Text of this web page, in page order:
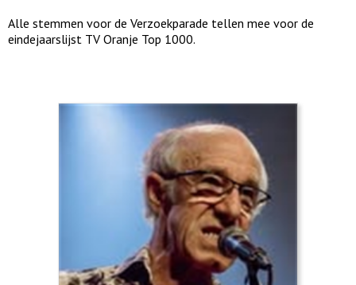
Alle stemmen voor de Verzoekparade tellen mee voor de
eindejaarslijst TV Oranje Top 1000.